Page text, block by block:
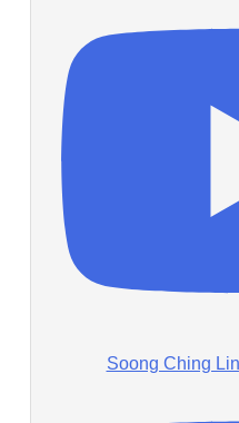
Soong Ching